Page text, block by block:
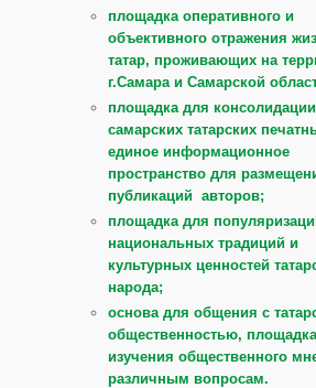
площадка оперативного и
объективного отражения
татар, проживающих на
г.Самара и Самарской
площадка для консолидации
самарских татарских
единое информационное
пространство для
публикаций авторов;
площадка для
национальных традиций и
культурных ценностей
народа;
основа для общения с
общественностью,
изучения общественного
различным вопросам.